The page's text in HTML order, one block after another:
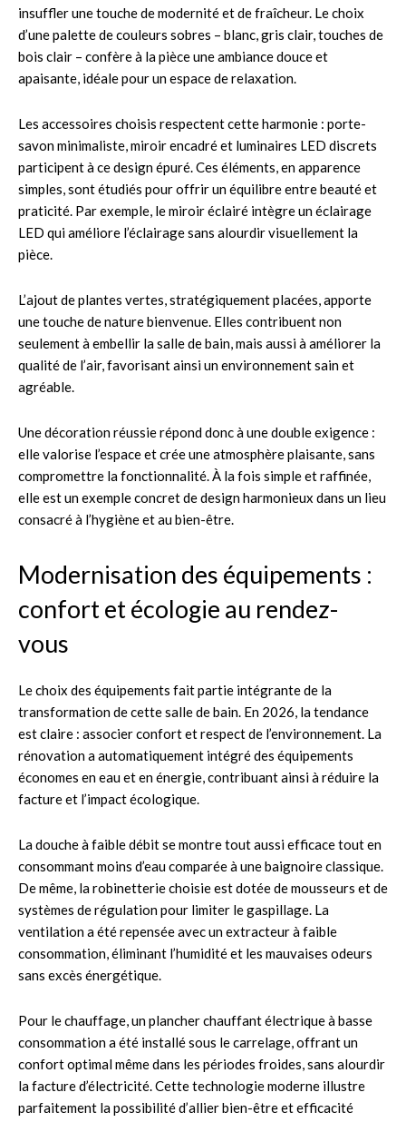
insuffler une touche de modernité et de fraîcheur. Le choix
d’une palette de couleurs sobres – blanc, gris clair, touches de
bois clair – confère à la pièce une ambiance douce et
apaisante, idéale pour un espace de relaxation.
Les accessoires choisis respectent cette harmonie : porte-
savon minimaliste, miroir encadré et luminaires LED discrets
participent à ce design épuré. Ces éléments, en apparence
simples, sont étudiés pour offrir un équilibre entre beauté et
praticité. Par exemple, le miroir éclairé intègre un éclairage
LED qui améliore l’éclairage sans alourdir visuellement la
pièce.
L’ajout de plantes vertes, stratégiquement placées, apporte
une touche de nature bienvenue. Elles contribuent non
seulement à embellir la salle de bain, mais aussi à améliorer la
qualité de l’air, favorisant ainsi un environnement sain et
agréable.
Une décoration réussie répond donc à une double exigence :
elle valorise l’espace et crée une atmosphère plaisante, sans
compromettre la fonctionnalité. À la fois simple et raffinée,
elle est un exemple concret de design harmonieux dans un lieu
consacré à l’hygiène et au bien-être.
Modernisation des équipements :
confort et écologie au rendez-
vous
Le choix des équipements fait partie intégrante de la
transformation de cette salle de bain. En 2026, la tendance
est claire : associer confort et respect de l’environnement. La
rénovation a automatiquement intégré des équipements
économes en eau et en énergie, contribuant ainsi à réduire la
facture et l’impact écologique.
La douche à faible débit se montre tout aussi efficace tout en
consommant moins d’eau comparée à une baignoire classique.
De même, la robinetterie choisie est dotée de mousseurs et de
systèmes de régulation pour limiter le gaspillage. La
ventilation a été repensée avec un extracteur à faible
consommation, éliminant l’humidité et les mauvaises odeurs
sans excès énergétique.
Pour le chauffage, un plancher chauffant électrique à basse
consommation a été installé sous le carrelage, offrant un
confort optimal même dans les périodes froides, sans alourdir
la facture d’électricité. Cette technologie moderne illustre
parfaitement la possibilité d’allier bien-être et efficacité